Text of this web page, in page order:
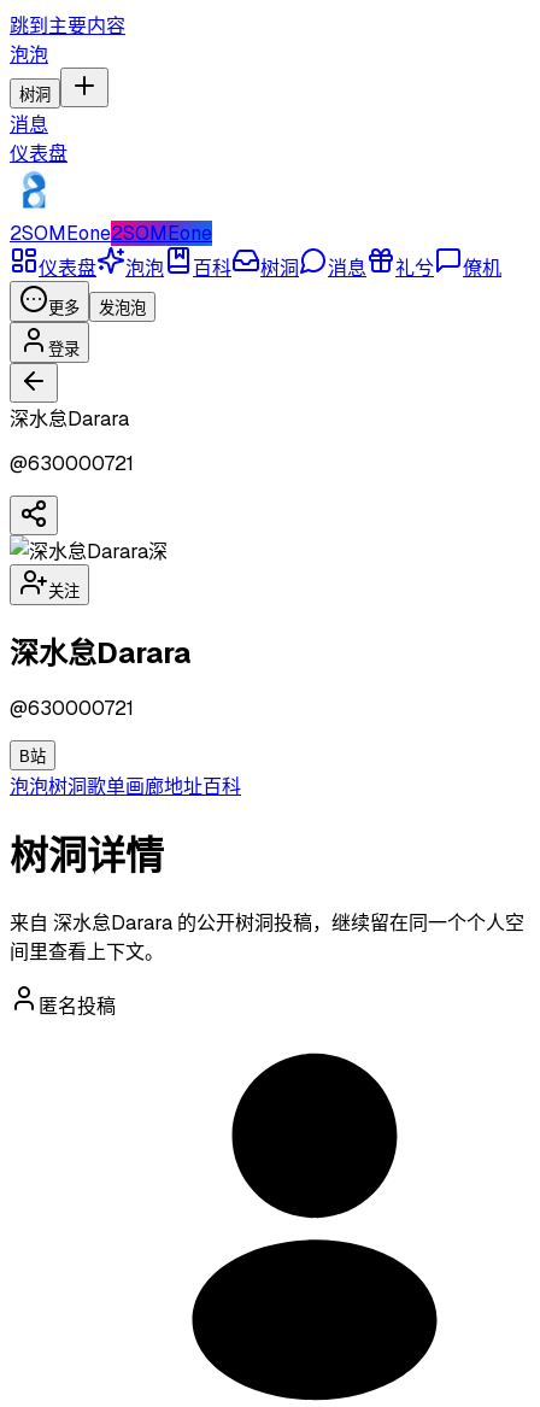
跳到主要内容
泡泡
树洞
消息
仪表盘
2SOMEone2SOMEone
仪表盘
泡泡 百科 树洞 消息 礼兮 僚机
更多 发泡泡
登录
深水怠Darara
@630000721
深
关注
深水怠Darara
@630000721
B站
泡泡树洞歌单画廊地址百科
树洞详情
来自 深水怠Darara 的公开树洞投稿，继续留在同一个个人空
间里查看上下文。
匿名投稿